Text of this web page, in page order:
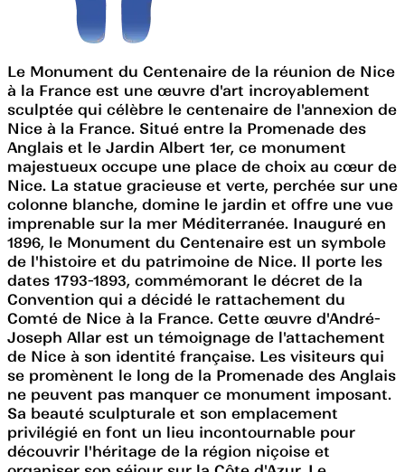
Le Monument du Centenaire de la réunion de Nice
à la France est une œuvre d'art incroyablement
sculptée qui célèbre le centenaire de l'annexion de
Nice à la France. Situé entre la Promenade des
Anglais et le Jardin Albert 1er, ce monument
majestueux occupe une place de choix au cœur de
Nice. La statue gracieuse et verte, perchée sur une
colonne blanche, domine le jardin et offre une vue
imprenable sur la mer Méditerranée. Inauguré en
1896, le Monument du Centenaire est un symbole
de l'histoire et du patrimoine de Nice. Il porte les
dates 1793-1893, commémorant le décret de la
Convention qui a décidé le rattachement du
Comté de Nice à la France. Cette œuvre d'André-
Joseph Allar est un témoignage de l'attachement
de Nice à son identité française. Les visiteurs qui
se promènent le long de la Promenade des Anglais
ne peuvent pas manquer ce monument imposant.
Sa beauté sculpturale et son emplacement
privilégié en font un lieu incontournable pour
découvrir l'héritage de la région niçoise et